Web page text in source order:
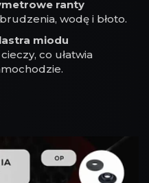
ranty
wodę i błoto.
miodu
co ułatwia